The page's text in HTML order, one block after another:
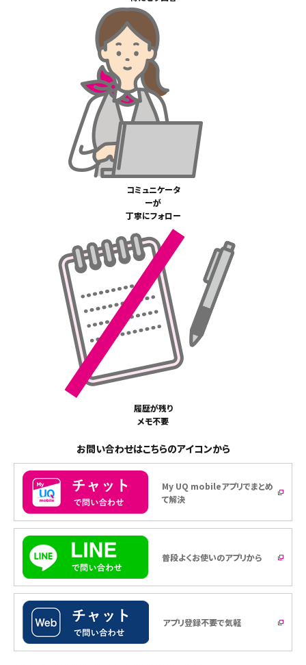
コミュニケータ
ーが
丁寧にフォロー
履歴が残り
メモ不要
お問い合わせはこちらのアイコンから
My UQ mobileアプリでまとめ
て解決
普段よくお使いのアプリから
アプリ登録不要で気軽